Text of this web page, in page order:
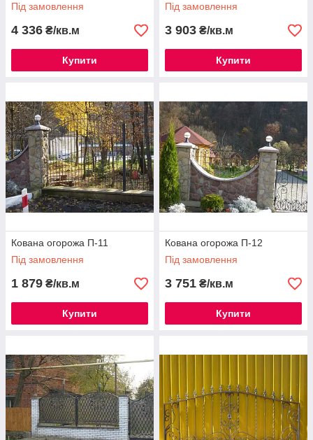
Під замовлення
4 336 ₴/кв.м
Купити
Під замовлення
3 903 ₴/кв.м
Купити
Кована огорожа П-11
Під замовлення
1 879 ₴/кв.м
Купити
Кована огорожа П-12
Під замовлення
3 751 ₴/кв.м
Купити